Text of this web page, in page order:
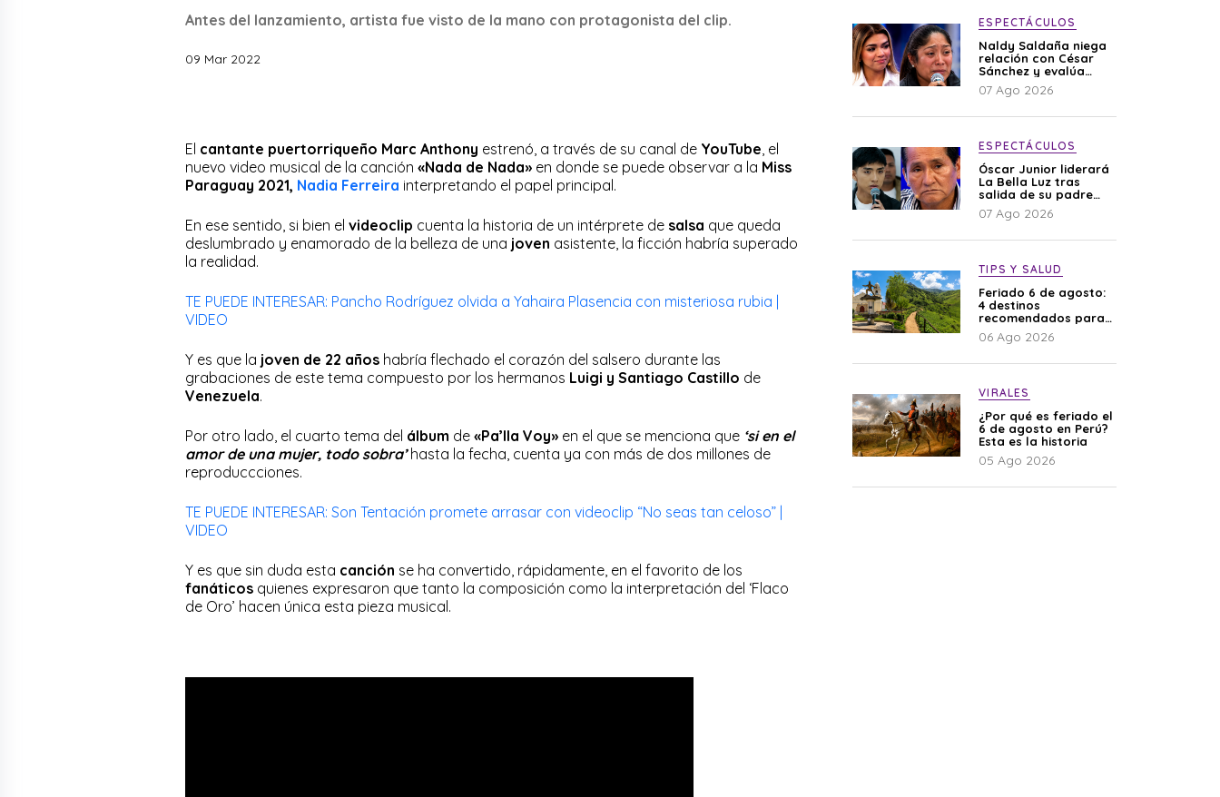
Antes del lanzamiento, artista fue visto de la mano con protagonista del clip.
09 Mar 2022
El cantante puertorriqueño Marc Anthony estrenó, a través de su canal de YouTube , el
nuevo video musical de la canción «Nada de Nada» en donde se puede observar a la Miss
Paraguay 2021, Nadia Ferreira interpretando el papel principal.
En ese sentido, si bien el videoclip cuenta la historia de un intérprete de salsa que queda
deslumbrado y enamorado de la belleza de una joven asistente, la ficción habría superado
la realidad.
TE PUEDE INTERESAR: Pancho Rodríguez olvida a Yahaira Plasencia con misteriosa rubia |
VIDEO
Y es que la joven de 22 años habría flechado el corazón del salsero durante las
grabaciones de este tema compuesto por los hermanos Luigi y Santiago Castillo de
Venezuela.
Por otro lado, el cuarto tema del álbum de «Pa’lla Voy» en el que se menciona que ‘si en el
amor de una mujer, todo sobra’hasta la fecha, cuenta ya con más de dos millones de
reproduccciones.
TE PUEDE INTERESAR: Son Tentación promete arrasar con videoclip “No seas tan celoso” |
VIDEO
Y es que sin duda esta canción se ha convertido, rápidamente, en el favorito de los
fanáticos quienes expresaron que tanto la composición como la interpretación del ‘Flaco
de Oro’ hacen única esta pieza musical.
ESPECTÁCULOS
Naldy Saldaña niega
relación con César
Sánchez y evalúa
denunciar a su
esposa: “Es una
07 Ago 2026
ESPECTÁCULOS
Óscar Junior liderará
La Bella Luz tras
salida de su padre
por polémica con
Naldy Saldaña
07 Ago 2026
TIPS Y SALUD
Feriado 6 de agosto:
4 destinos
recomendados para
disfrutar el descanso
06 Ago 2026
VIRALES
¿Por qué es feriado el
6 de agosto en Perú?
Esta es la historia
05 Ago 2026